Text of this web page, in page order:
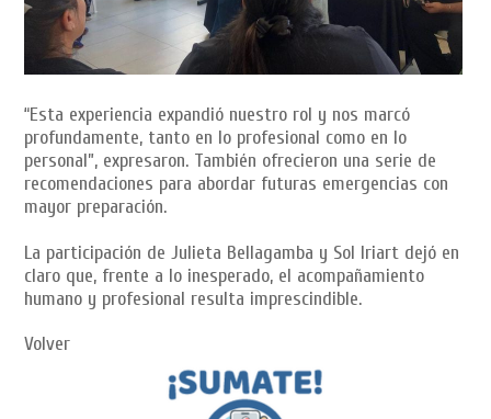
“Esta experiencia expandió nuestro rol y nos marcó
profundamente, tanto en lo profesional como en lo
personal”, expresaron. También ofrecieron una serie de
recomendaciones para abordar futuras emergencias con
mayor preparación.
La participación de Julieta Bellagamba y Sol Iriart dejó en
claro que, frente a lo inesperado, el acompañamiento
humano y profesional resulta imprescindible.
Volver